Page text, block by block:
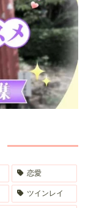
恋愛
ツインレイ